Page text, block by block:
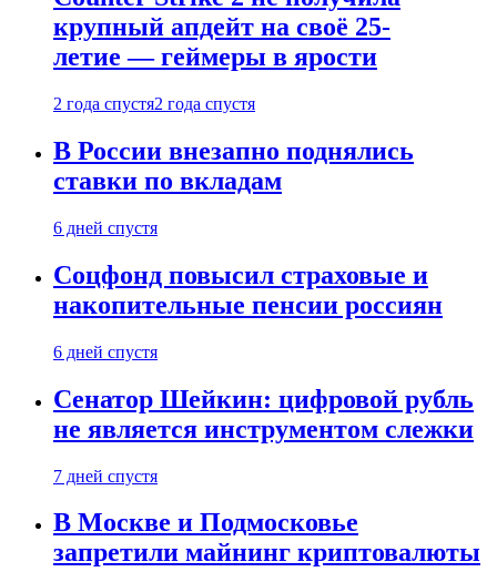
крупный апдейт на своё 25-
летие — геймеры в ярости
2 года спустя2 года спустя
В России внезапно поднялись
ставки по вкладам
6 дней спустя
Соцфонд повысил страховые и
накопительные пенсии россиян
6 дней спустя
Сенатор Шейкин: цифровой рубль
не является инструментом слежки
7 дней спустя
В Москве и Подмосковье
запретили майнинг криптовалюты